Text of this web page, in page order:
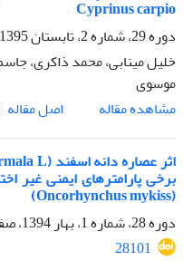
Cyprinus carpio
دوره 29، شماره 2، تابستان 1395، صفحه
خلیل مینابی، محمد ذاکری،
موسوی
مشاهده مقاله
اصل مقاله
برخی پارامترهای ایمنی غیر
(Oncorhynchus mykiss)
دوره 28، شماره 1، بهار 1394، صفحه
28101